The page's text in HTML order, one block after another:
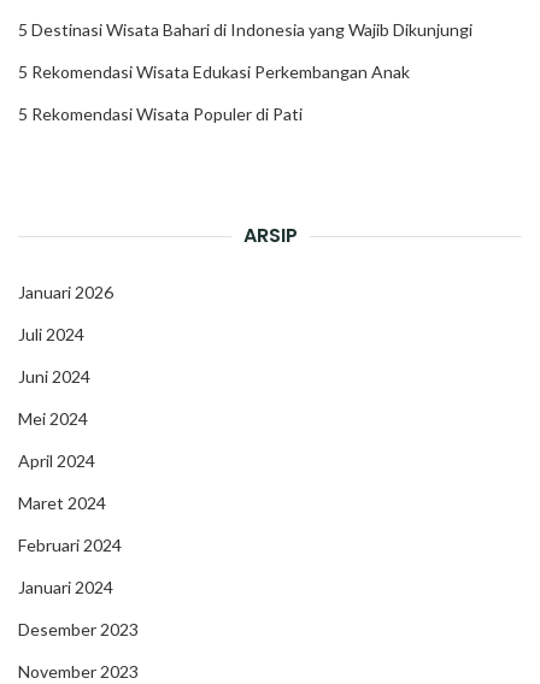
5 Destinasi Wisata Bahari di Indonesia yang Wajib Dikunjungi
5 Rekomendasi Wisata Edukasi Perkembangan Anak
5 Rekomendasi Wisata Populer di Pati
ARSIP
Januari 2026
Juli 2024
Juni 2024
Mei 2024
April 2024
Maret 2024
Februari 2024
Januari 2024
Desember 2023
November 2023